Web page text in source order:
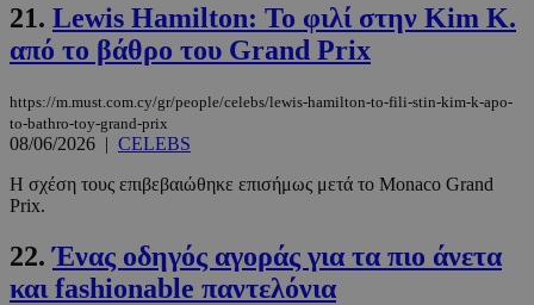
21. Lewis Hamilton: Το φιλί στην Kim K.
από το βάθρο του Grand Prix
https://m.must.com.cy/gr/people/celebs/lewis-hamilton-to-fili-stin-kim-k-apo-
to-bathro-toy-grand-prix
08/06/2026 | CELEBS
Η σχέση τους επιβεβαιώθηκε επισήμως μετά το Monaco Grand
Prix.
22.Ένας οδηγός αγοράς για τα πιο άνετα
και fashionable παντελόνια
__cf_bm
.pexels.com